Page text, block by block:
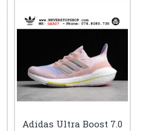
Adidas Ultra Boost 7.0